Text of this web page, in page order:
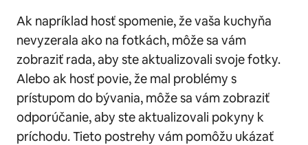
Ak napríklad hosť spomenie, že vaša kuchyňa
nevyzerala ako na fotkách, môže sa vám
zobraziť rada, aby ste aktualizovali svoje fotky.
Alebo ak hosť povie, že mal problémy s
prístupom do bývania, môže sa vám zobraziť
odporúčanie, aby ste aktualizovali pokyny k
príchodu. Tieto postrehy vám pomôžu ukázať